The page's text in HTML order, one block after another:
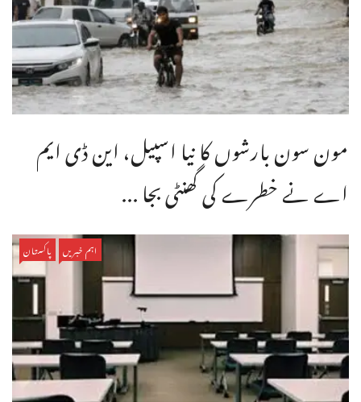
مون سون بارشوں کا نیا اسپیل، این ڈی ایم
اے نے خطرے کی گھنٹی بجا ...
اہم خبریں پاکستان